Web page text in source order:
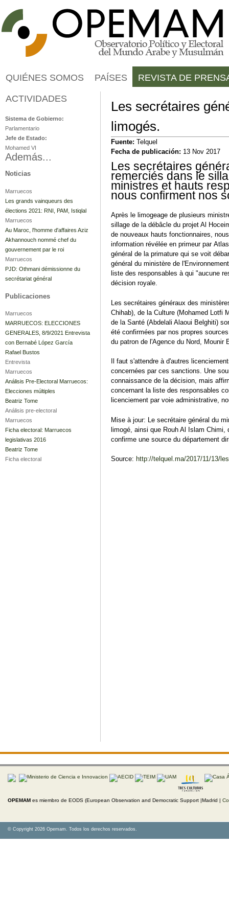
Les secrétaires
limogés.
Fuente: Telquel
Fecha de publicación: 13 Nov 2017
Les secrétaires
remerciés dans le
ministres et hauts
nous confirment nos
Après le limogeage de plusieurs
sillage de la débâcle du projet Al
de nouveaux hauts fonctionnaires,
information révélée en primeur par
général de la primature qui se voit
général du ministère de
liste des responsables à qui "aucune
décision royale.
Les secrétaires généraux des
Chihab), de la Culture (Mohamed Lotfi
de la Santé (Abdelali Alaoui Belghiti)
été confirmées par nos propres
du patron de l'Agence du Nord, Mounir
Il faut s'attendre à d'autres
concernées par ces sanctions. Une
connaissance de la décision, mais
concernant la liste des responsables
licenciement par voie administrative,
Mise à jour: Le secrétaire général du
limogé, ainsi que Rouh Al Islam
confirme une source du département
Source: http://telquel.ma/2017/11/13/
QUIÉNES SOMOS PAÍSES REVISTA DE
ACTIVIDADES
Marruecos
Sistema de Gobierno:
Parlamentario
Jefe de Estado:
Mohamed VI
Además...
Noticias
Marruecos
Les grands vainqueurs des
élections 2021: RNI, PAM, Istiqlal
Marruecos
Au Maroc, l'homme d'affaires Aziz
Akhannouch nommé chef du
gouvernement par le roi
Marruecos
PJD: Othmani démissionne du
secrétariat général
Publicaciones
Marruecos
MARRUECOS: ELECCIONES
GENERALES, 8/9/2021 Entrevista
con Bernabé López García
Rafael Bustos
Entrevista
Marruecos
Análisis Pre-Electoral Marruecos:
Elecciones múltiples
Beatriz Tome
Análisis pre-electoral
Marruecos
Ficha electoral: Marruecos
legislativas 2016
Beatriz Tome
Ficha electoral
OPEMAM es miembro de EODS (European Observation and Democratic Support |Madrid |
© Copyright 2026 Opemam. Todos los derechos reservados.